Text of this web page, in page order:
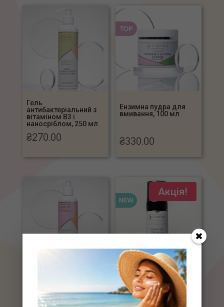
Гель
антибактеріальний з
вітаміном В3 і
наносріблом, 250 мл
₴270.00
Ензимна пудра для
вмивання, 100 мл
₴330.00
очищення. 250 мл
Акція!
Шовкова пінка для
вмивання, 150мл